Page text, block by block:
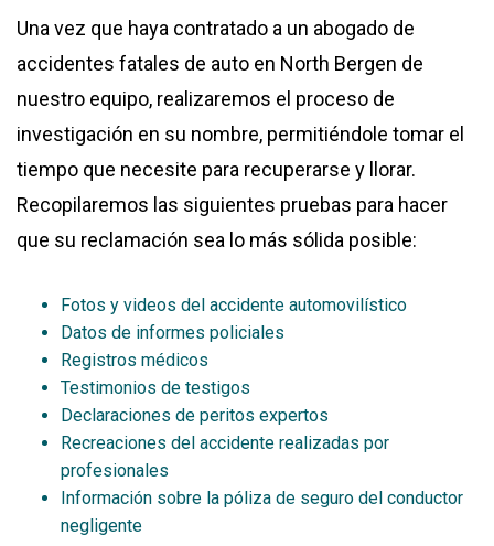
Una vez que haya contratado a un abogado de
accidentes fatales de auto en North Bergen de
nuestro equipo, realizaremos el proceso de
investigación en su nombre, permitiéndole tomar el
tiempo que necesite para recuperarse y llorar.
Recopilaremos las siguientes pruebas para hacer
que su reclamación sea lo más sólida posible:
Fotos y videos del accidente automovilístico
Datos de informes policiales
Registros médicos
Testimonios de testigos
Declaraciones de peritos expertos
Recreaciones del accidente realizadas por
profesionales
Información sobre la póliza de seguro del conductor
negligente